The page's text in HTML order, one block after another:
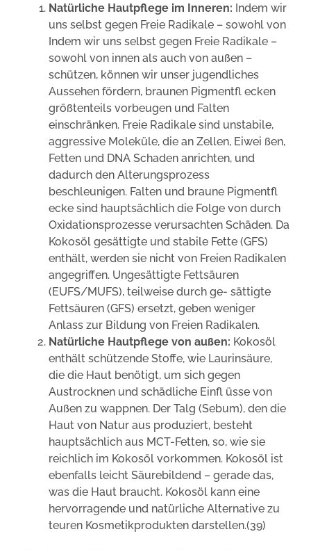
Natürliche Hautpflege im Inneren: Indem wir
uns selbst gegen Freie Radikale – sowohl von
Indem wir uns selbst gegen Freie Radikale –
sowohl von innen als auch von außen –
schützen, können wir unser jugendliches
Aussehen fördern, braunen Pigmentfl ecken
größtenteils vorbeugen und Falten
einschränken. Freie Radikale sind unstabile,
aggressive Moleküle, die an Zellen, Eiwei ßen,
Fetten und DNA Schaden anrichten, und
dadurch den Alterungsprozess
beschleunigen. Falten und braune Pigmentfl
ecke sind hauptsächlich die Folge von durch
Oxidationsprozesse verursachten Schäden. Da
Kokosöl gesättigte und stabile Fette (GFS)
enthält, werden sie nicht von Freien Radikalen
angegriffen. Ungesättigte Fettsäuren
(EUFS/MUFS), teilweise durch ge- sättigte
Fettsäuren (GFS) ersetzt, geben weniger
Anlass zur Bildung von Freien Radikalen.
Natürliche Hautpflege von außen: Kokosöl
enthält schützende Stoffe, wie Laurinsäure,
die die Haut benötigt, um sich gegen
Austrocknen und schädliche Einfl üsse von
Außen zu wappnen. Der Talg (Sebum), den die
Haut von Natur aus produziert, besteht
hauptsächlich aus MCT-Fetten, so, wie sie
reichlich im Kokosöl vorkommen. Kokosöl ist
ebenfalls leicht Säurebildend – gerade das,
was die Haut braucht. Kokosöl kann eine
hervorragende und natürliche Alternative zu
teuren Kosmetikprodukten darstellen.(39)